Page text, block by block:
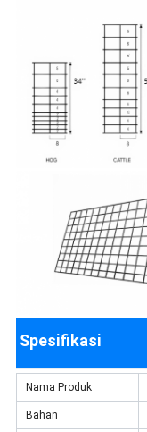
Spesifikasi
Nama Produk
Bahan